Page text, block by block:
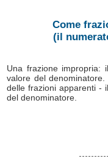
Come
(il
Una frazione impropria:
valore del
delle frazioni apparenti -
del denominatore.